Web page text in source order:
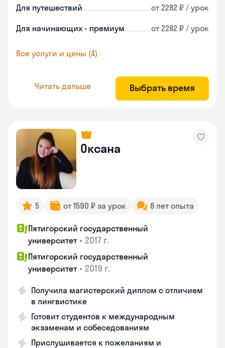
Для путешествий от 2282 ₽ / урок
Для начинающих - премиум от 2282 ₽ / урок
Все услуги и цены (4)
Читать дальше Выбрать время
Оксана
5 от 1590 ₽ за урок 8 лет опыта
Пятигорский государственный
университет • 2017 г.
Пятигорский государственный
университет • 2019 г.
Получила магистерский диплом с отличием
в лингвистике
Готовит студентов к международным
экзаменам и собеседованиям
Прислушивается к пожеланиям и